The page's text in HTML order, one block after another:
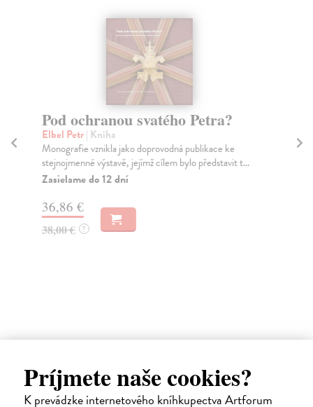
Príjmete naše cookies?
K prevádzke internetového kníhkupectva Artforum
Pod ochranou svatého Petra?
Elbel Petr| Kniha
Monografie vznikla jako doprovodná publikace ke
stejnojmenné výstavě, jejímž cílem bylo představit t...
Zasielame do 12 dní
36,86 €
38,00 € ?
Ďalšie z kategórie divadlo a
tanec, divadelná veda